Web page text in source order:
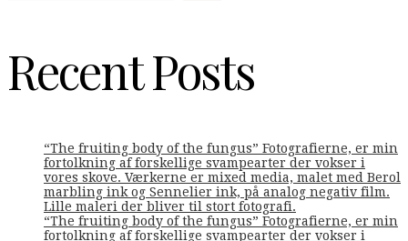
Recent Posts
“The fruiting body of the fungus” Fotografierne, er min
fortolkning af forskellige svampearter der vokser i
vores skove. Værkerne er mixed media, malet med Berol
marbling ink og Sennelier ink, på analog negativ film.
Lille maleri der bliver til stort fotografi.
“The fruiting body of the fungus” Fotografierne, er min
fortolkning af forskellige svampearter der vokser i